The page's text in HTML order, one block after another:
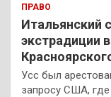
ПРАВО
Итальянский
экстрадиции
Усс был
запросу США,